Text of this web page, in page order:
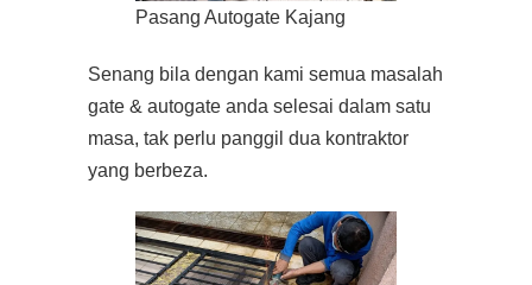
Pasang Autogate Kajang
Senang bila dengan kami semua masalah
gate & autogate anda selesai dalam satu
masa, tak perlu panggil dua kontraktor
yang berbeza.